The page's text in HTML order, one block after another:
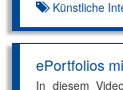
Künstliche
ePortfolios
In diesem